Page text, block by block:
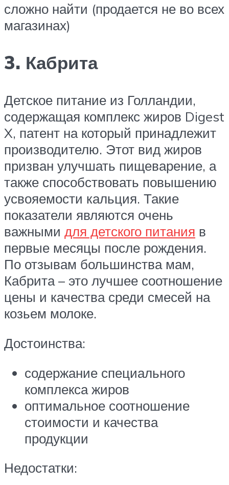
сложно найти (продается не во всех
магазинах)
3. Кабрита
Детское питание из Голландии,
содержащая комплекс жиров Digest
X, патент на который принадлежит
производителю. Этот вид жиров
призван улучшать пищеварение, а
также способствовать повышению
усвояемости кальция. Такие
показатели являются очень
важными для детского питания в
первые месяцы после рождения.
По отзывам большинства мам,
Кабрита – это лучшее соотношение
цены и качества среди смесей на
козьем молоке.
Достоинства:
содержание специального
комплекса жиров
оптимальное соотношение
стоимости и качества
продукции
Недостатки: